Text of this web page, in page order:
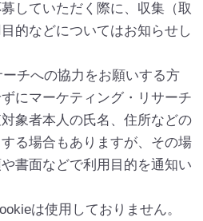
していただく際に、収集（取
的などについてはお知らせし
チへの協力をお願いする方
にマーケティング・リサーチ
象者本人の氏名、住所などの
る場合もありますが、その場
書面などで利用目的を通知い
は使用しておりません。